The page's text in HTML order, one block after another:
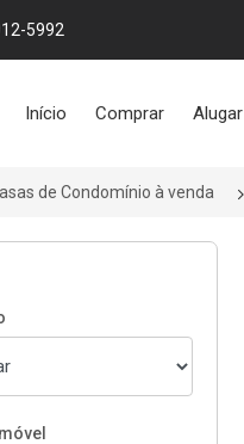
5992
Início Comprar Alugar
de Condomínio à venda